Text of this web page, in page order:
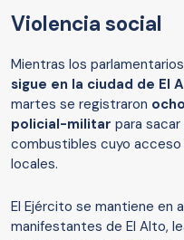
Violencia social
Mientras los
sigue en la ciudad de El
martes se registraron
policial-militar para
combustibles cuyo
locales.
El Ejército se mantiene en
manifestantes de El Alto,